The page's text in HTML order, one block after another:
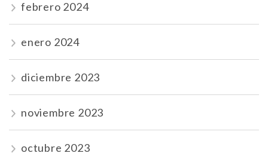
febrero 2024
enero 2024
diciembre 2023
noviembre 2023
octubre 2023